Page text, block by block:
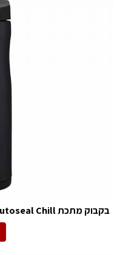
בקבוק מתכת Autoseal Chill שחור 720 מ״ל